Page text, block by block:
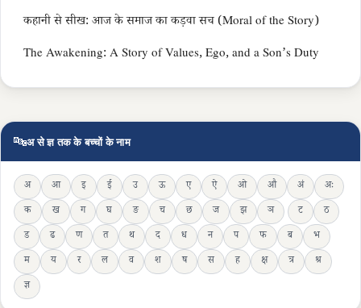
कहानी से सीख: आज के समाज का कड़वा सच (Moral of the Story)
The Awakening: A Story of Values, Ego, and a Son’s Duty
🔤अ से ज्ञ तक के बच्चों के नाम
अ आ इ ई उ ऊ ए ऐ ओ औ अं
अः
क
ख ग घ ङ च छ ज झ ञ ट
ठ
ड
ढ ण त थ द ध न प फ ब
भ
म
य र ल व श ष स ह क्ष त्र
श्र
ज्ञ